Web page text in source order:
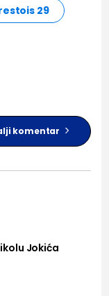
29
komentar
Jokića